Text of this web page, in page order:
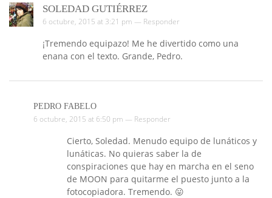
SOLEDAD GUTIÉRREZ
6 octubre, 2015 at 3:21 pm — Responder
¡Tremendo equipazo! Me he divertido como una
enana con el texto. Grande, Pedro.
PEDRO FABELO
6 octubre, 2015 at 6:50 pm — Responder
Cierto, Soledad. Menudo equipo de lunáticos y
lunáticas. No quieras saber la de
conspiraciones que hay en marcha en el seno
de MOON para quitarme el puesto junto a la
fotocopiadora. Tremendo. 😛